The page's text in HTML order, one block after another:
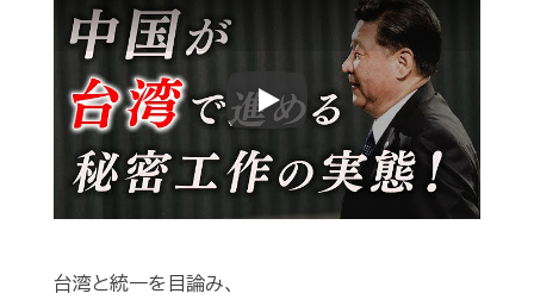
Play
台湾と統一を目論み、